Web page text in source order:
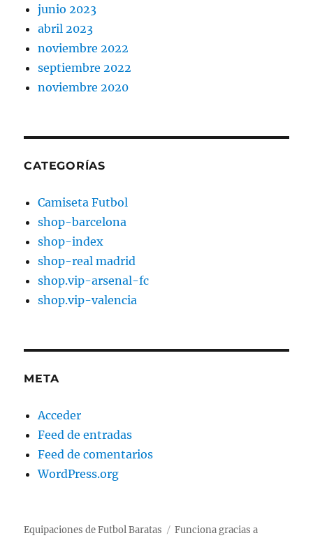
junio 2023
abril 2023
noviembre 2022
septiembre 2022
noviembre 2020
CATEGORÍAS
Camiseta Futbol
shop-barcelona
shop-index
shop-real madrid
shop.vip-arsenal-fc
shop.vip-valencia
META
Acceder
Feed de entradas
Feed de comentarios
WordPress.org
Equipaciones de Futbol Baratas Funciona gracias a